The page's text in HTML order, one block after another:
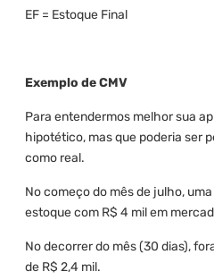
EF = Estoque Final
Exemplo de CMV
Para entendermos melhor sua
hipotético, mas que poderia ser
como real.
No começo do mês de julho,
estoque com R$ 4 mil em
No decorrer do mês (30 dias),
de R$ 2,4 mil.